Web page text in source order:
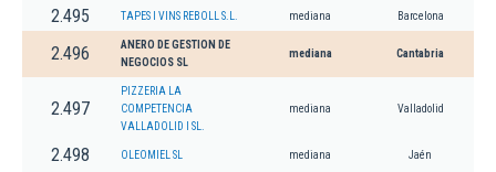
2.495 TAPES I VINS REBOLL S.L. mediana Barcelona
2.496
ANERO DE GESTION DE
NEGOCIOS SL
mediana Cantabria
2.497
PIZZERIA LA
COMPETENCIA
VALLADOLID I SL.
mediana Valladolid
2.498 OLEOMIEL SL mediana Jaén